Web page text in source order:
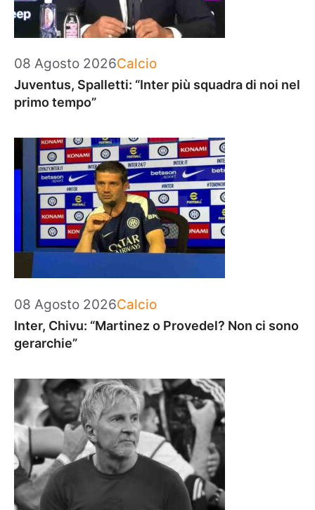
08 Agosto 2026Categorie
Calcio
Juventus, Spalletti: “Inter più squadra di noi nel
primo tempo”
08 Agosto 2026Categorie
Calcio
Inter, Chivu: “Martinez o Provedel? Non ci sono
gerarchie”